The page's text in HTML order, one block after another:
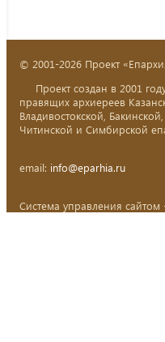
© 2001-2026 Проект
Проект создан в 2001
правящих архиереев
Владивостокской,
Читинской и Симбирской
email: info@eparhia.ru
Система управления сайтом